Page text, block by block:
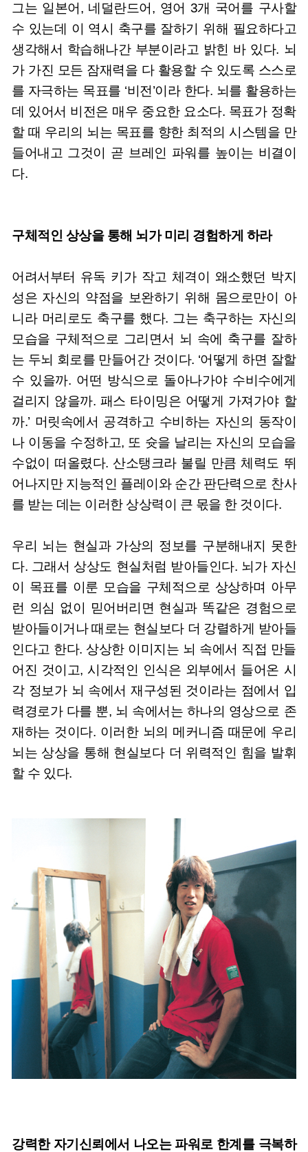
그는 일본어, 네덜란드어, 영어 3개 국어를 구사할
수 있는데 이 역시 축구를 잘하기 위해 필요하다고
생각해서 학습해나간 부분이라고 밝힌 바 있다. 뇌
가 가진 모든 잠재력을 다 활용할 수 있도록 스스로
를 자극하는 목표를 ‘비전’이라 한다. 뇌를 활용하는
데 있어서 비전은 매우 중요한 요소다. 목표가 정확
할 때 우리의 뇌는 목표를 향한 최적의 시스템을 만
들어내고 그것이 곧 브레인 파워를 높이는 비결이
다.
구체적인 상상을 통해 뇌가 미리 경험하게 하라
어려서부터 유독 키가 작고 체격이 왜소했던 박지
성은 자신의 약점을 보완하기 위해 몸으로만이 아
니라 머리로도 축구를 했다. 그는 축구하는 자신의
모습을 구체적으로 그리면서 뇌 속에 축구를 잘하
는 두뇌 회로를 만들어간 것이다. ‘어떻게 하면 잘할
수 있을까. 어떤 방식으로 돌아나가야 수비수에게
걸리지 않을까. 패스 타이밍은 어떻게 가져가야 할
까.’ 머릿속에서 공격하고 수비하는 자신의 동작이
나 이동을 수정하고, 또 슛을 날리는 자신의 모습을
수없이 떠올렸다. 산소탱크라 불릴 만큼 체력도 뛰
어나지만 지능적인 플레이와 순간 판단력으로 찬사
를 받는 데는 이러한 상상력이 큰 몫을 한 것이다.
우리 뇌는 현실과 가상의 정보를 구분해내지 못한
다. 그래서 상상도 현실처럼 받아들인다. 뇌가 자신
이 목표를 이룬 모습을 구체적으로 상상하며 아무
런 의심 없이 믿어버리면 현실과 똑같은 경험으로
받아들이거나 때로는 현실보다 더 강렬하게 받아들
인다고 한다. 상상한 이미지는 뇌 속에서 직접 만들
어진 것이고, 시각적인 인식은 외부에서 들어온 시
각 정보가 뇌 속에서 재구성된 것이라는 점에서 입
력경로가 다를 뿐, 뇌 속에서는 하나의 영상으로 존
재하는 것이다. 이러한 뇌의 메커니즘 때문에 우리
뇌는 상상을 통해 현실보다 더 위력적인 힘을 발휘
할 수 있다.
강력한 자기신뢰에서 나오는 파워로 한계를 극복하